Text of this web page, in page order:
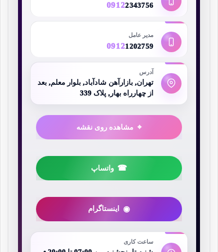
09122343756
مدیر عامل
09121202759
آدرس
تهران, بازارآهن شادآباد, بلوار معلم, بعد
از چهارراه بهار, پلاک 339
مشاهده روی نقشه
واتساپ
اینستاگرام
ساعت کاری